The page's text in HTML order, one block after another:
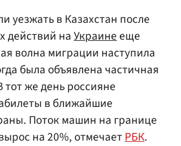
уезжать в Казахстан после
действий наУкраинееще
волна миграции наступила
была объявлена частичная
же день россияне
в ближайшие
Поток машин на границе
на 20%, отмечаетРБК.